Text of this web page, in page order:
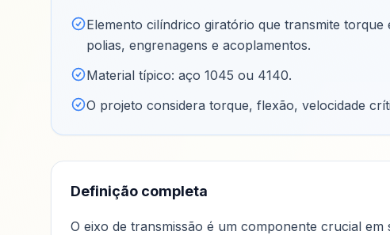
Elemento cilíndrico giratório que transmite
polias, engrenagens e acoplamentos.
Material típico: aço 1045 ou 4140.
O projeto considera torque, flexão, velocidade
Definição completa
O eixo de transmissão é um componente crucial